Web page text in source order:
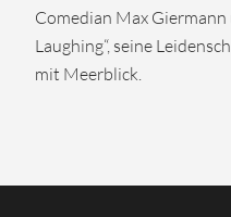
Comedian Max Giermann
Laughing“, seine
mit Meerblick.